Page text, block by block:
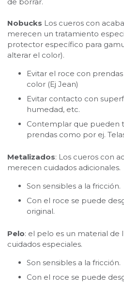
Nobucks Los cueros con
merecen un tratamiento
protector específico para
alterar el color).
Evitar el roce con
color (Ej Jean)
Evitar contacto con
humedad, etc.
Contemplar que pueden
prendas como por ej.
Metalizados: Los cueros con
merecen cuidados adicionales.
Son sensibles a la fricción.
Con el roce se puede
original.
Pelo: el pelo es un material de
cuidados especiales.
Son sensibles a la fricción.
Con el roce se puede